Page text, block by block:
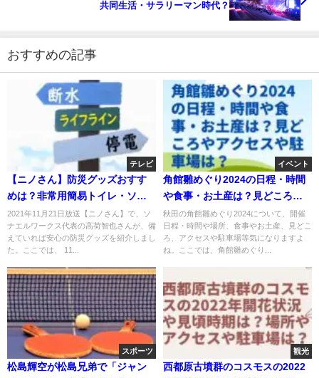
共同生活・サラリーマン時代？
おすすめの記事
テレビ
【ニノさん】防災グッズおすす
めは？非常用簡易トイレ・ソー
ラーチャージャー・消える魔
球・浄水器？11月21日
2021年11月21日放送【ニノさん】で、ソ
ナエルワークス代表の高荷智也さんが、備
えていれば安心の防災グッズを紹介しまし
た。ここでは、 11...
イベント
角館雛めぐり2024の日程・時間
や食事・お土産は？見どころや
アクセスや駐車場は？
秋田の角館雛めぐり2024について、開催
日程・時間や場所、食事やお土産、見どこ
ろ、アクセスや駐車場等気になりますよ
ね。ここでは、角館雛めぐり...
スポーツ
松島輝空が松島兄弟で「ジャン
観光
西都原古墳群のコスモスの2022